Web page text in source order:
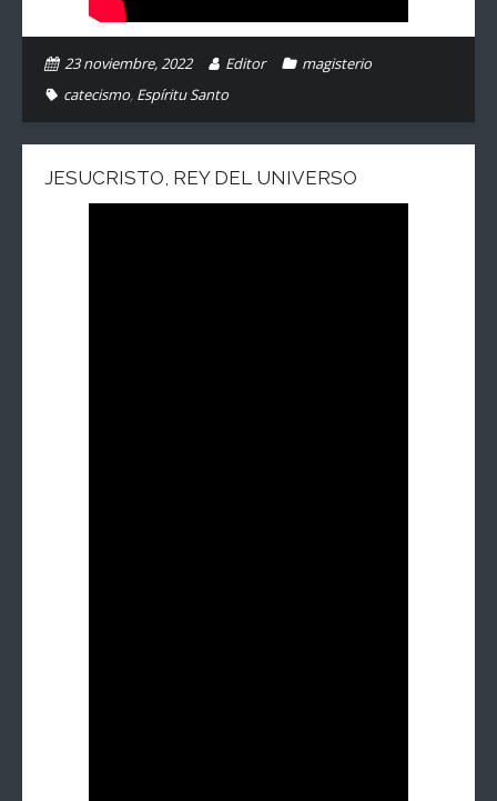
23 noviembre, 2022 Editor
magisterio
catecismo, Espíritu Santo
JESUCRISTO, REY DEL UNIVERSO